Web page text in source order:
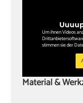
Um ihnen Videos
stimmen sie der
Material &